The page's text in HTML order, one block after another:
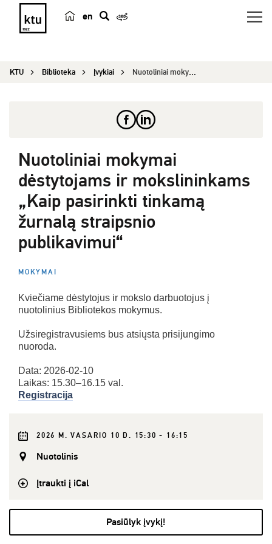
en
e
KTU Biblioteka Įvykiai Nuotoliniai mokymai dėstytojams ir mokslininkams...
Nuotoliniai mokymai
dėstytojams ir mokslininkams
„Kaip pasirinkti tinkamą
žurnalą straipsnio
publikavimui“
MOKYMAI
Kviečiame dėstytojus ir mokslo darbuotojus į
nuotolinius Bibliotekos mokymus.
Užsiregistravusiems bus atsiųsta prisijungimo
nuoroda.
Data: 2026-02-10
Laikas: 15.30–16.15 val.
Registracija
2026 M. VASARIO 10 D. 15:30 - 16:15
Nuotolinis
Įtraukti į iCal
Pasiūlyk įvykį!